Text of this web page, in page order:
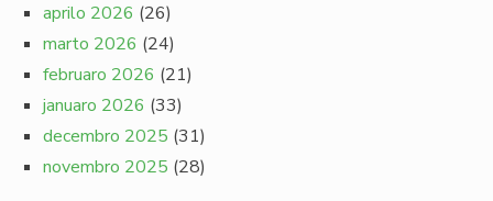
aprilo 2026 (26)
marto 2026 (24)
februaro 2026 (21)
januaro 2026 (33)
decembro 2025 (31)
novembro 2025 (28)